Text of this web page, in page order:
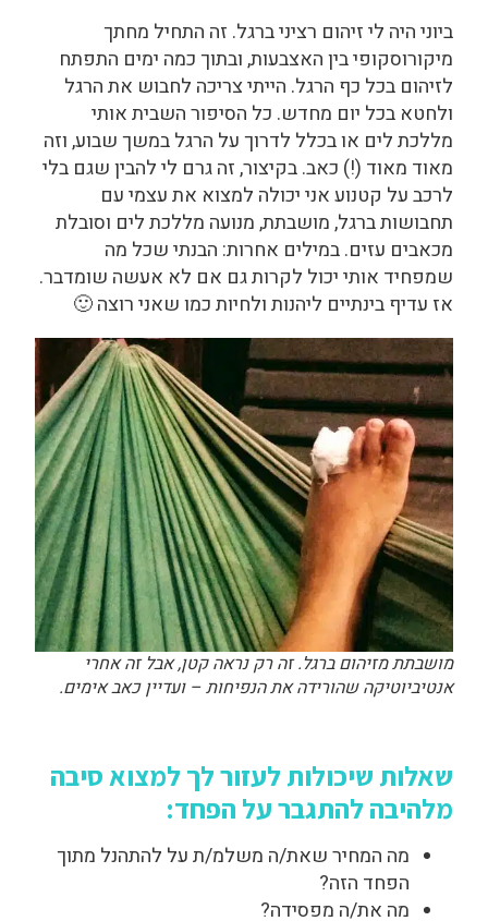
ביוני היה לי זיהום רציני ברגל. זה התחיל מחתך
מיקורוסקופי בין האצבעות, ובתוך כמה ימים התפתח
לזיהום בכל כף הרגל. הייתי צריכה לחבוש את הרגל
ולחטא בכל יום מחדש. כל הסיפור השבית אותי
מללכת לים או בכלל לדרוך על הרגל במשך שבוע, וזה
מאוד מאוד (!) כאב. בקיצור, זה גרם לי להבין שגם בלי
לרכב על קטנוע אני יכולה למצוא את עצמי עם
תחבושות ברגל, מושבתת, מנועה מללכת לים וסובלת
מכאבים עזים. במילים אחרות: הבנתי שכל מה
שמפחיד אותי יכול לקרות גם אם לא אעשה שומדבר.
אז עדיף בינתיים ליהנות ולחיות כמו שאני רוצה 🙂
מושבתת מזיהום ברגל. זה רק נראה קטן, אבל זה אחרי
אנטיביוטיקה שהורידה את הנפיחות – ועדיין כאב אימים.
שאלות שיכולות לעזור לך למצוא סיבה
מלהיבה להתגבר על הפחד:
מה המחיר שאת/ה משלמ/ת על להתהנל מתוך
הפחד הזה?
מה את/ה מפסידה?